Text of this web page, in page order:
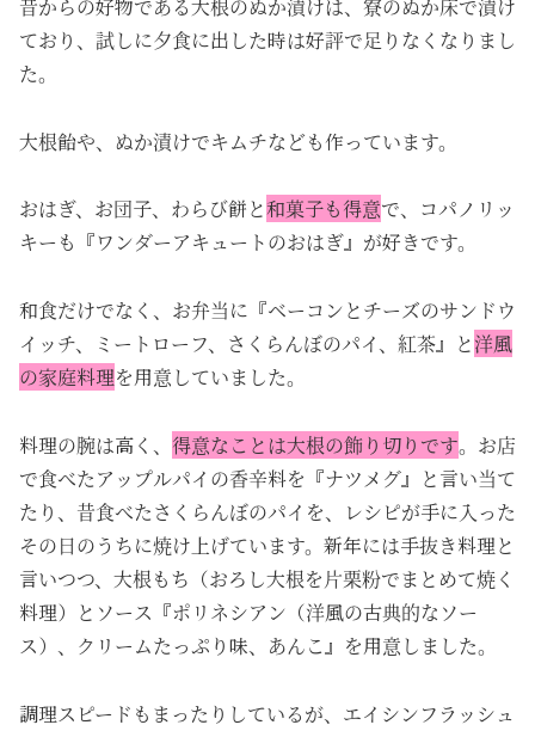
昔からの好物である大根のぬか漬けは、寮のぬか床で漬け
ており、試しに夕食に出した時は好評で足りなくなりまし
た。
大根飴や、ぬか漬けでキムチなども作っています。
おはぎ、お団子、わらび餅と和菓子も得意で、コパノリッ
キーも『ワンダーアキュートのおはぎ』が好きです。
和食だけでなく、お弁当に『ベーコンとチーズのサンドウ
イッチ、ミートローフ、さくらんぼのパイ、紅茶』と洋風
の家庭料理を用意していました。
料理の腕は高く、 得意なことは大根の飾り切りです。お店
で食べたアップルパイの香辛料を『ナツメグ』と言い当て
たり、昔食べたさくらんぼのパイを、レシピが手に入った
その日のうちに焼け上げています。新年には手抜き料理と
言いつつ、大根もち（おろし大根を片栗粉でまとめて焼く
料理）とソース『ポリネシアン（洋風の古典的なソー
ス）、クリームたっぷり味、あんこ』を用意しました。
調理スピードもまったりしているが、エイシンフラッシュ